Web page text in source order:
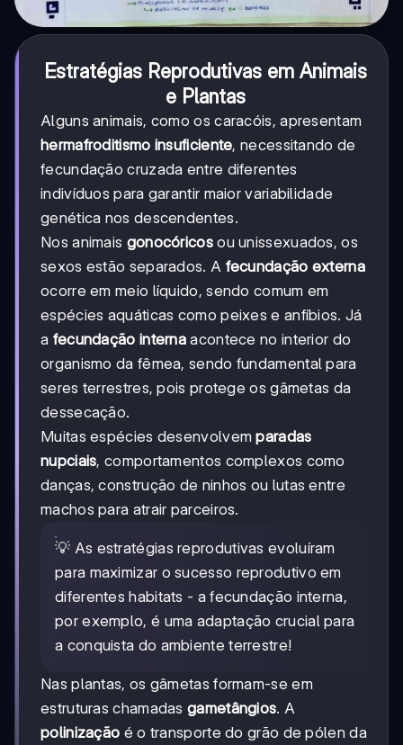
Estratégias Reprodutivas em Animais
e Plantas
Alguns animais, como os caracóis, apresentam
hermafroditismo insuficiente, necessitando de
fecundação cruzada entre diferentes
indivíduos para garantir maior variabilidade
genética nos descendentes.
Nos animais gonocóricosou unissexuados, os
sexos estão separados. A fecundação externa
ocorre em meio líquido, sendo comum em
espécies aquáticas como peixes e anfíbios. Já
a fecundação interna acontece no interior do
organismo da fêmea, sendo fundamental para
seres terrestres, pois protege os gâmetas da
dessecação.
Muitas espécies desenvolvemparadas
nupciais, comportamentos complexos como
danças, construção de ninhos ou lutas entre
machos para atrair parceiros.
💡 As estratégias reprodutivas evoluíram
para maximizar o sucesso reprodutivo em
diferentes habitats - a fecundação interna,
por exemplo, é uma adaptação crucial para
a conquista do ambiente terrestre!
Nas plantas, os gâmetas formam-se em
estruturas chamadasgametângios. A
polinização é o transporte do grão de pólen da